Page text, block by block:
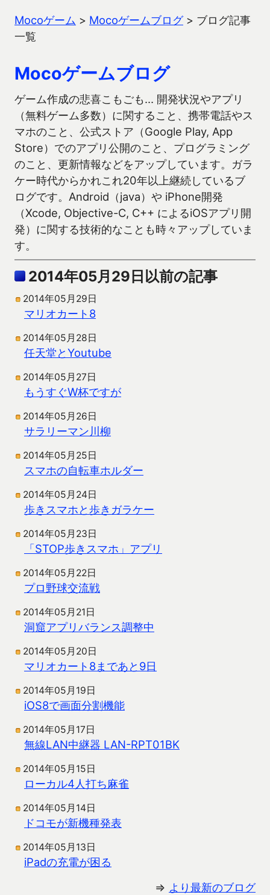
Mocoゲーム > Mocoゲームブログ> ブログ記事
一覧
Mocoゲームブログ
ゲーム作成の悲喜こもごも… 開発状況やアプリ
（無料ゲーム多数）に関すること、携帯電話やス
マホのこと、公式ストア（Google Play, App
Store）でのアプリ公開のこと、プログラミング
のこと、更新情報などをアップしています。ガラ
ケー時代からかれこれ20年以上継続しているブ
ログです。Android（java）や iPhone開発
（Xcode, Objective-C, C++ によるiOSアプリ開
発）に関する技術的なことも時々アップしていま
す。
2014年05月29日以前の記事
2014年05月29日
マリオカート8
2014年05月28日
任天堂とYoutube
2014年05月27日
もうすぐW杯ですが
2014年05月26日
サラリーマン川柳
2014年05月25日
スマホの自転車ホルダー
2014年05月24日
歩きスマホと歩きガラケー
2014年05月23日
「STOP歩きスマホ」アプリ
2014年05月22日
プロ野球交流戦
2014年05月21日
洞窟アプリバランス調整中
2014年05月20日
マリオカート8まであと9日
2014年05月19日
iOS8で画面分割機能
2014年05月17日
無線LAN中継器 LAN-RPT01BK
2014年05月15日
ローカル4人打ち麻雀
2014年05月14日
ドコモが新機種発表
2014年05月13日
iPadの充電が困る
⇒ より最新のブログ